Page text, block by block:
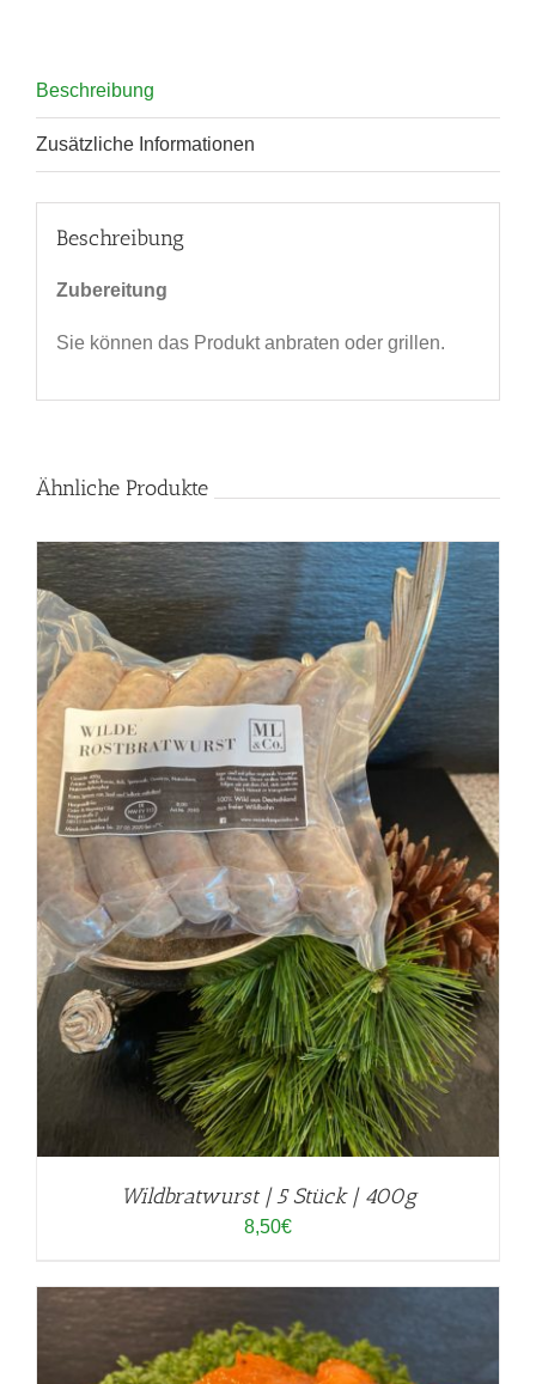
Beschreibung
Zusätzliche Informationen
Beschreibung
Zubereitung
Sie können das Produkt anbraten oder grillen.
Ähnliche Produkte
Wildbratwurst | 5 Stück | 400g
8,50€